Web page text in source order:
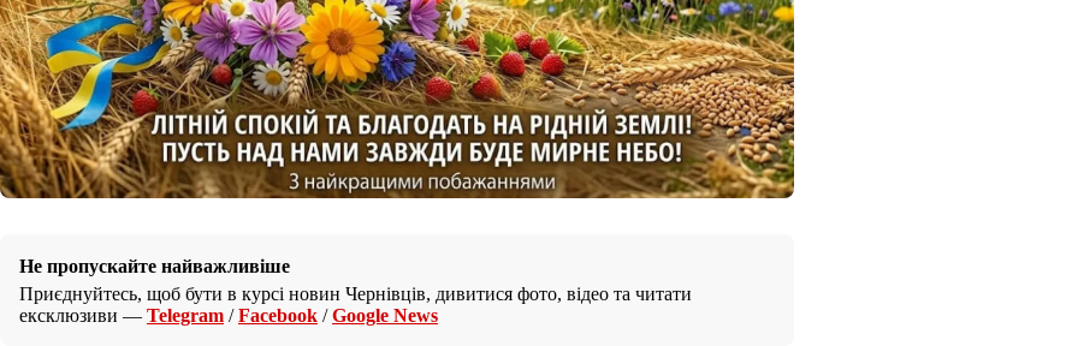
Не пропускайте найважливіше
Приєднуйтесь, щоб бути в курсі новин Чернівців, дивитися фото, відео та читати
ексклюзиви — Telegram /Facebook /Google News